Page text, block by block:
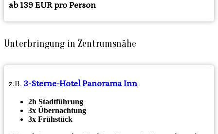
ab 139 EUR pro Person
Unterbringung in Zentrumsnähe
z.B. 3-Sterne-Hotel Panorama Inn
2h Stadtführung
3x Übernachtung
3x Frühstück